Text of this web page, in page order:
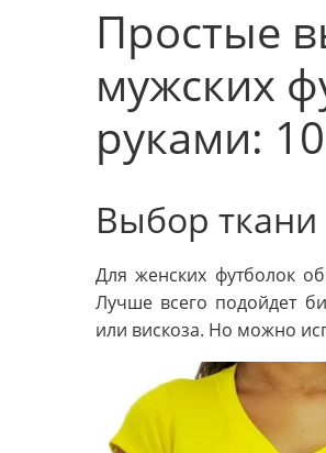
Простые
мужских
руками:
Выбор ткани
Для женских футболок
Лучше всего подойдет
или вискоза. Но можно